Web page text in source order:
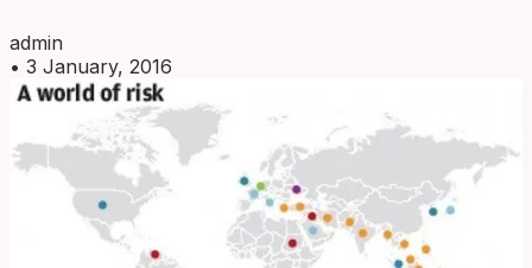
admin
• 3 January, 2016